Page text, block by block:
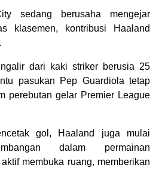
sedang berusaha mengejar
klasemen, kontribusi Haaland
dari kaki striker berusia 25
pasukan Pep Guardiola tetap
perebutan gelar Premier League
gol, Haaland juga mulai
dalam permainan
membuka ruang, memberikan